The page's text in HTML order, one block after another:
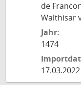
de
Walthisar
Jahr:
1474
17.03.2022